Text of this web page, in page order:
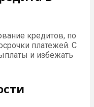
кредитов, по
платежей. С
и избежать